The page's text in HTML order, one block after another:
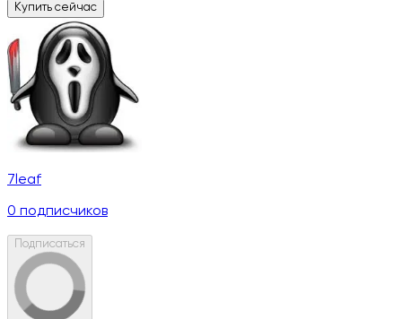
Купить сейчас
7leaf
0 подписчиков
Подписаться